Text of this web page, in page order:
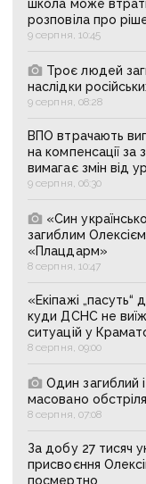
школа може
розповіла про
9 серпня, 10:45
Троє людей
наслідки
9 серпня, 08:28
ВПО втрачають
на компенсації за
вимагає змін від
9 серпня, 06:30
«Син
загиблим
«Плацдарм»
8 серпня, 10:47
«Екіпажі
куди ДСНС не
ситуацій у
8 серпня, 09:00
Один загиблий
масовано
8 серпня, 07:08
За добу 27 тисяч
присвоєння
посмертно